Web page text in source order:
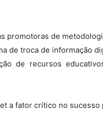
promotoras de
de troca de informação
de recursos
a fator crítico no sucesso